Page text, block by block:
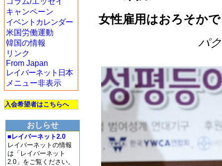
キャンペーン
イベントカレンダー
米国労働運動
韓国の情報
リンク
From Japan
レイバーネット日本
メニュー非表示
入会希望者はこちらへ
おしらせ
■レイバーネット2.0
レイバーネットの情報
は「レイバーネット
2.0」をご覧ください。
女性雇用はおろそか
パ